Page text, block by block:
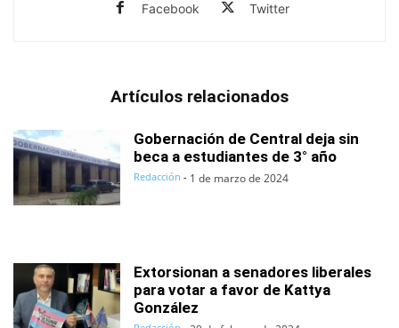
Facebook Twitter
Artículos relacionados
Gobernación de Central deja sin
beca a estudiantes de 3° año
Redacción - 1 de marzo de 2024
Extorsionan a senadores liberales
para votar a favor de Kattya
González